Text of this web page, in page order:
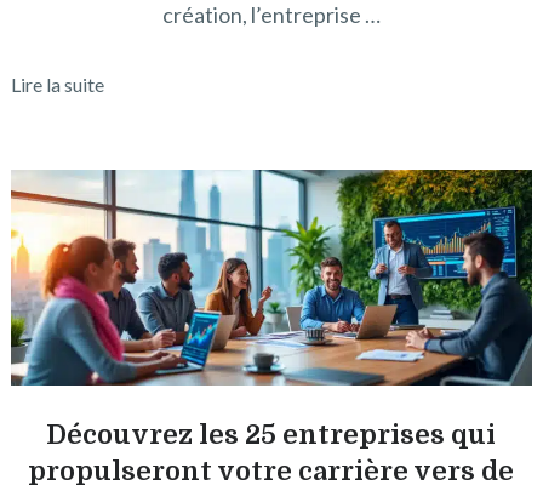
création, l’entreprise …
Lire la suite
Découvrez les 25 entreprises qui
propulseront votre carrière vers de